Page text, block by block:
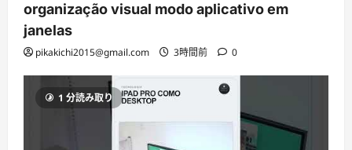
organização visual modo aplicativo em
janelas
pikakichi2015@gmail.com 3時間前 0
1 分読み取り